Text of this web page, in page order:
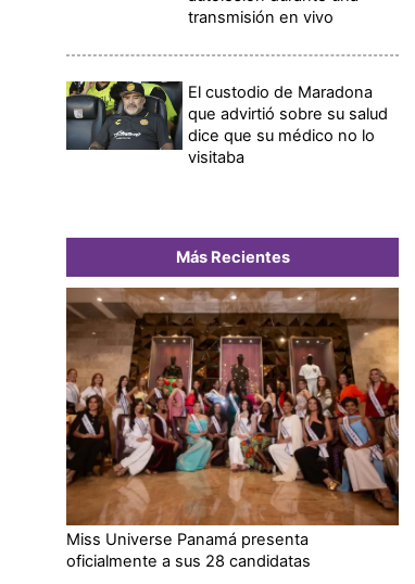
transmisión en vivo
El custodio de Maradona
que advirtió sobre su salud
dice que su médico no lo
visitaba
Más Recientes
Miss Universe Panamá presenta
oficialmente a sus 28 candidatas